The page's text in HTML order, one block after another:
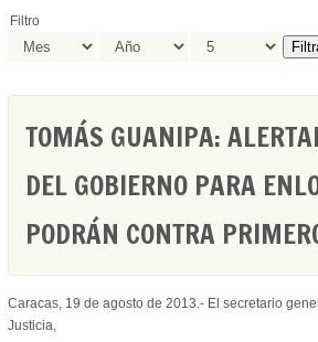
Filtro
TOMÁS GUANIPA:
DEL GOBIERNO PARA
PODRÁN CONTRA
Caracas, 19 de agosto de 2013.- El secretario
Justicia,